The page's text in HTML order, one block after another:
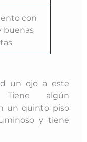
con
buenas
un ojo a este
algún
un quinto piso
y tiene